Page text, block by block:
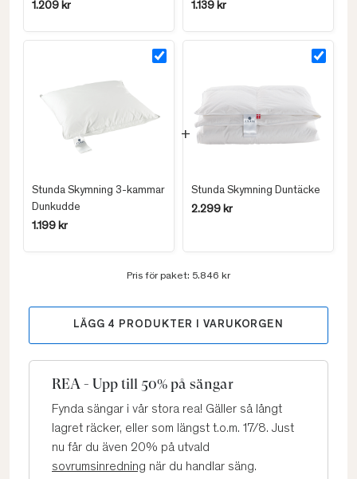
1.209 kr
1.139 kr
Stunda Skymning 3-kammar
Dunkudde
1.199 kr
Stunda Skymning Duntäcke
2.299 kr
Pris för paket: 5.846 kr
LÄGG 4 PRODUKTER I VARUKORGEN
REA - Upp till 50% på sängar
Fynda sängar i vår stora rea! Gäller så långt
lagret räcker, eller som längst t.o.m. 17/8. Just
nu får du även 20% på utvald
sovrumsinredning när du handlar säng.